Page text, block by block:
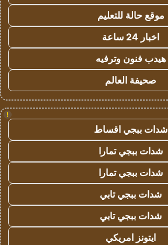
موقع حالة للتعليم
اخبار 24 ساعة
هيدب فنون وترفيه
صحيفة العالم
!
شدات ببجي اقساط
شدات ببجي تمارا
شدات ببجي تمارا
شدات ببجي تابي
شدات ببجي تابي
ايتونز امريكي